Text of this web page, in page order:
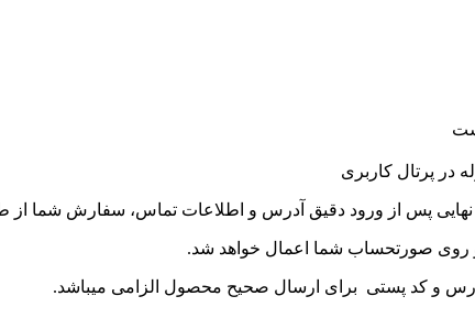
در پرتال کاربری
پس از ورود دقیق آدرس و اطلاعات تماس، سفارش شما
روی صورتحساب شما اعمال خواهد شد.
و کد پستی برای ارسال صحیح محصول الزامی میباشد.